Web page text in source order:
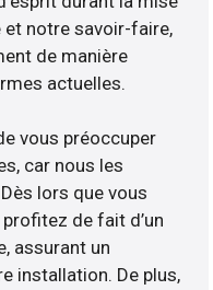
et notre savoir-faire,
de manière
actuelles.
vous préoccuper
car nous les
lors que vous
de fait d’un
assurant un
installation. De plus,